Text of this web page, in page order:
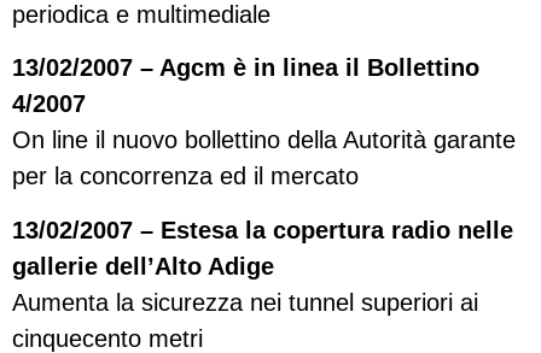
periodica e multimediale
13/02/2007 – Agcm è in linea il Bollettino
4/2007
On line il nuovo bollettino della Autorità garante
per la concorrenza ed il mercato
13/02/2007 – Estesa la copertura radio nelle
gallerie dell’Alto Adige
Aumenta la sicurezza nei tunnel superiori ai
cinquecento metri